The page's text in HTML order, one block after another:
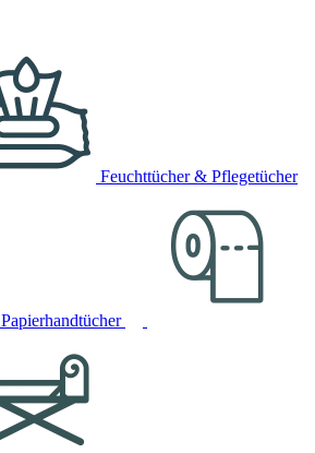
Feuchttücher & Pflegetücher
Papierhandtücher